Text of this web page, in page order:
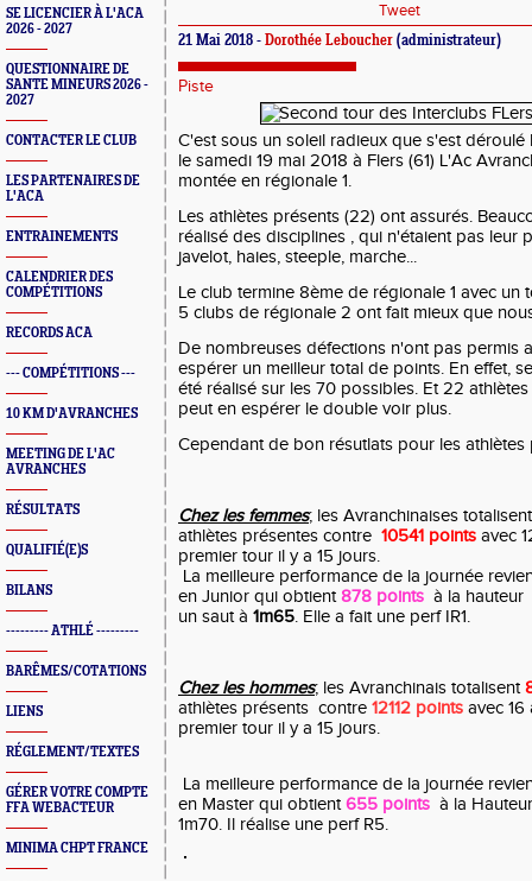
SE LICENCIER À L'ACA
2026 - 2027
QUESTIONNAIRE DE
SANTE MINEURS 2026 -
2027
CONTACTER LE CLUB
LES PARTENAIRES DE
L'ACA
ENTRAINEMENTS
CALENDRIER DES
COMPÉTITIONS
RECORDS ACA
--- COMPÉTITIONS ---
10 KM D'AVRANCHES
MEETING DE L'AC
AVRANCHES
RÉSULTATS
QUALIFIÉ(E)S
BILANS
--------- ATHLÉ ---------
BARÊMES/COTATIONS
LIENS
RÉGLEMENT/TEXTES
GÉRER VOTRE COMPTE
FFA WEBACTEUR
MINIMA CHPT FRANCE
Tweet
21 Mai 2018 - Dorothée Leboucher (administrateur)
Piste
C'est sous un soleil radieux que s'est
le samedi 19 mai 2018 à Flers (61) L'Ac
montée en régionale 1.
Les athlètes présents (22) ont assurés.
réalisé des disciplines , qui n'étaient pas leur
javelot, haies, steeple, marche...
Le club termine 8ème de régionale 1 avec un
5 clubs de régionale 2 ont fait mieux que
De nombreuses défections n'ont pas permis
espérer un meilleur total de points. En effet,
été réalisé sur les 70 possibles. Et 22
peut en espérer le double voir plus.
Cependant de bon résutlats pour les athlètes
Chez les femmes; les Avranchinaises
athlètes présentes contre 10541 points avec
premier tour il y a 15 jours.
La meilleure performance de la journée
en Junior qui obtient878 points à la hauteur
un saut à 1m65. Elle a fait une perf IR1.
Chez les hommes; les Avranchinais totalisent
athlètes présents contre 12112 points avec 16
premier tour il y a 15 jours.
La meilleure performance de la journée
en Master qui obtient655 points à la
1m70. Il réalise une perf R5.